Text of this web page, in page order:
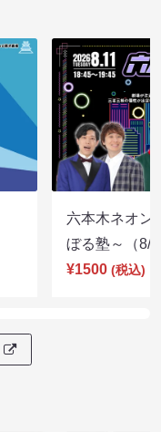
六本木ネオン
ぼる塾～（
¥1500 (税込)